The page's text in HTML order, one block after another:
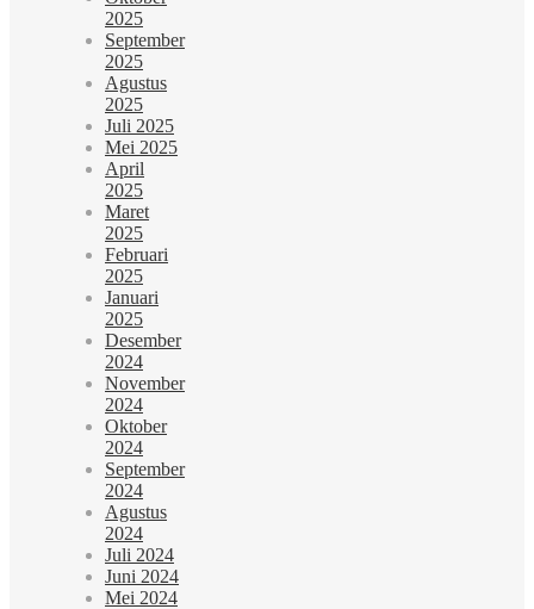
2025
September
2025
Agustus
2025
Juli 2025
Mei 2025
April
2025
Maret
2025
Februari
2025
Januari
2025
Desember
2024
November
2024
Oktober
2024
September
2024
Agustus
2024
Juli 2024
Juni 2024
Mei 2024